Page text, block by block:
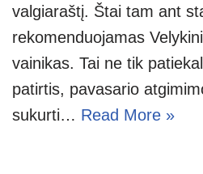
valgiaraštį. Štai tam ant
rekomenduojamas
vainikas. Tai ne tik
patirtis, pavasario
sukurti… Read More »